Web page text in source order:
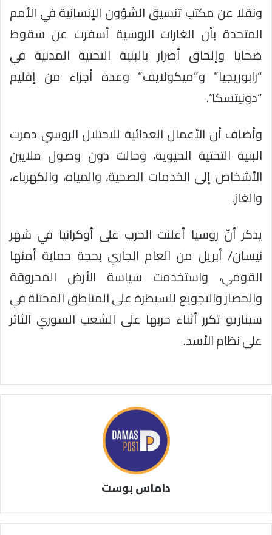
ونقلا عن مكتب تنسيق الشؤون الإنسانية في الأمم
المتحدة بأن الغارات الروسية أسفرت عن سقوط
ضحايا وإلحاق أضرار بالبنية التحتية المدنية في
“زابوريجيا” و”ميكولايف” وعدة أجزاء من إقليم
“دونيتسكا”.
وأضاف أن الأعمال العدائية للاحتلال الروسي دمرت
البنية التحتية الحيوية، وحالت دون وصول ملايين
الأشخاص إلى الخدمات الصحية، والمياه، والكهرباء،
والغاز.
يذكر أنّ روسيا أعلنت الحرب على أوكرانيا في شهر
نيسان/ أبريل من العام الجاري بحجة حماية أمنها
القومي، واستخدمت سياسة الأرض المحروقة
والحصار والتجويع للسيطرة على المناطق المحتلة في
سيناريو تكرر أثناء حربها على الشعب السوري الثائر
على نظام الأسد.
داماس بوست